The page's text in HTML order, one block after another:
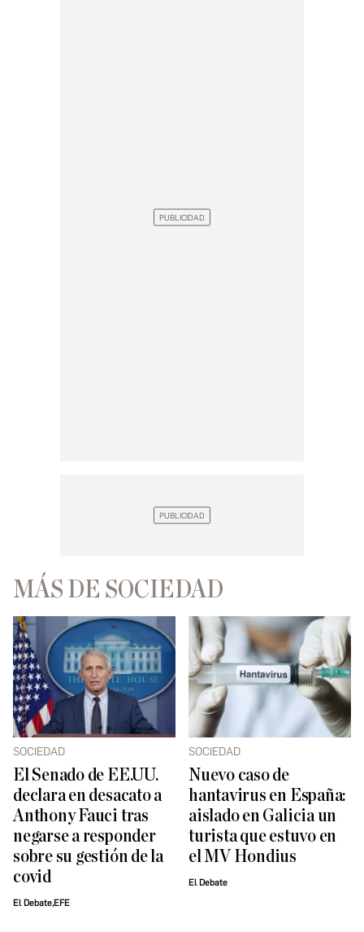
MÁS DE SOCIEDAD
SOCIEDAD
El Senado de EE.UU.
declara en desacato a
Anthony Fauci tras
negarse a responder
sobre su gestión de la
covid
El Debate,EFE
SOCIEDAD
Nuevo caso de
hantavirus en España:
aislado en Galicia un
turista que estuvo en
el MV Hondius
El Debate